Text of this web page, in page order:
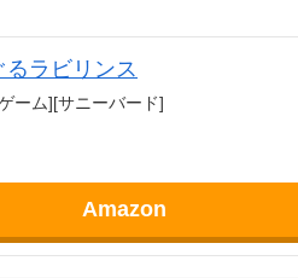
るラビリンス
ーム][サニーバード]
Amazon